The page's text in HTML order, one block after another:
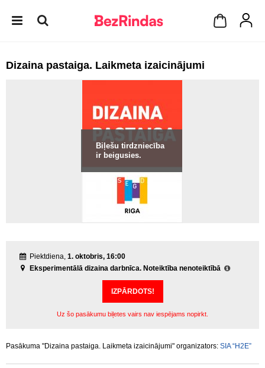
Dizaina pastaiga. Laikmeta izaicinājumi
Biļešu tirdzniecība
ir beigusies.
Piektdiena, 1. oktobris, 16:00
Eksperimentālā dizaina darbnīca. Noteiktība nenoteiktībā
IZPĀRDOTS!
Uz šo pasākumu biļetes vairs nav iespējams nopirkt.
Pasākuma "Dizaina pastaiga. Laikmeta izaicinājumi" organizators: SIA “H2E”